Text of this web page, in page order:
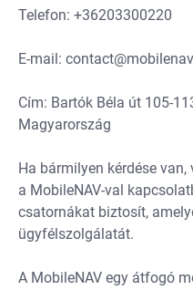
Telefon: +36203300220
E-mail:
Cím: Bartók Béla út 105-
Magyarország
Ha bármilyen kérdése
a MobileNAV-val
csatornákat biztosít,
ügyfélszolgálatát.
A MobileNAV egy átfogó